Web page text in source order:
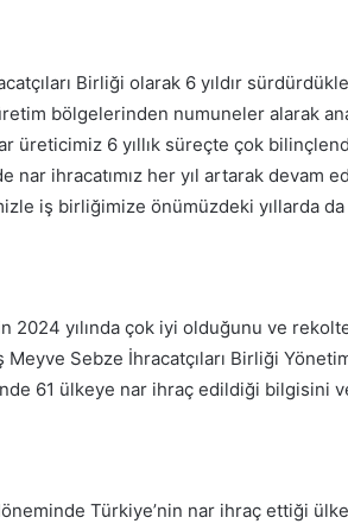
Birliği olarak 6 yıldır
bölgelerinden numuneler alarak
üreticimiz 6 yıllık süreçte çok
nar ihracatımız her yıl artarak devam
iş birliğimize önümüzdeki yıllarda
2024 yılında çok iyi olduğunu ve
Sebze İhracatçıları Birliği
61 ülkeye nar ihraç edildiği bilgisini
Türkiye’nin nar ihraç ettiği